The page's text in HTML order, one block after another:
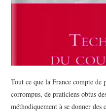
Tout ce que la France compte
corrompus, de praticiens obtus
méthodiquement à se donner